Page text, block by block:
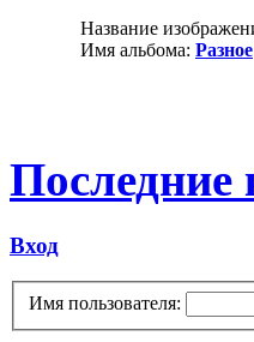
Название
Имя альбома: Разное
Последние
Вход
Имя пользователя: